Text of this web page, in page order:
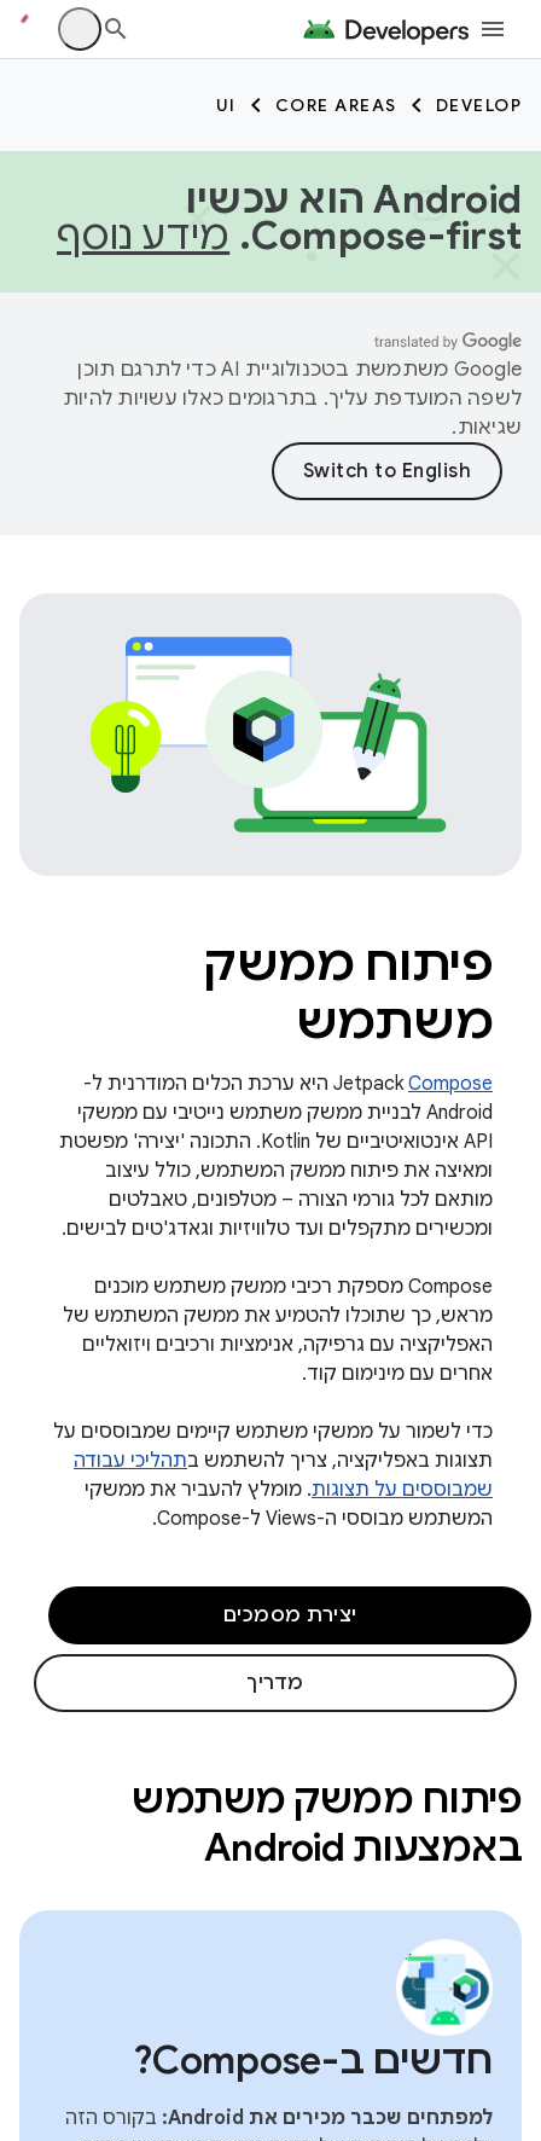
DEVELOP
CORE AREAS
UI
‫Android הוא עכשיו
Compose-first. מידע נוסף
‫Google משתמשת בטכנולוגיית AI כדי לתרגם תוכן
לשפה המועדפת עליך. בתרגומים כאלו עשויות להיות
שגיאות.
פיתוח ממשק
משתמש
‫Jetpack Compose
היא ערכת הכלים המודרנית ל-
Android לבניית ממשק משתמש נייטיבי עם ממשקי
API אינטואיטיביים של Kotlin. התכונה 'יצירה' מפשטת
ומאיצה את פיתוח ממשק המשתמש, כולל עיצוב
מותאם לכל גורמי הצורה – מטלפונים, טאבלטים
ומכשירים מתקפלים ועד טלוויזיות וגאדג'טים לבישים.‫
Compose מספקת רכיבי ממשק משתמש מוכנים
מראש, כך שתוכלו להטמיע את ממשק המשתמש של
האפליקציה עם גרפיקה, אנימציות ורכיבים ויזואליים
אחרים עם מינימום קוד.
כדי לשמור על ממשקי משתמש קיימים שמבוססים על
תצוגות באפליקציה, צריך להשתמש בתהליכי עבודה
שמבוססים על תצוגות. מומלץ להעביר את ממשקי
המשתמש מבוססי ה-Views ל-Compose.
יצירת מסמכים
מדריך
פיתוח ממשק משתמש
באמצעות Android
חדשים ב-Compose?
למפתחים שכבר מכירים את Android:
בקורס הזה